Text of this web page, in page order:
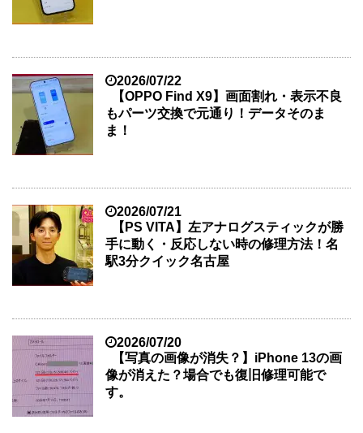
2026/07/22
【OPPO Find X9】画面割れ・表示不良
もパーツ交換で元通り！データそのま
ま！
2026/07/21
【PS VITA】左アナログスティックが勝
手に動く・反応しない時の修理方法！名
駅3分クイック名古屋
2026/07/20
【写真の画像が消失？】iPhone 13の画
像が消えた？場合でも復旧修理可能で
す。